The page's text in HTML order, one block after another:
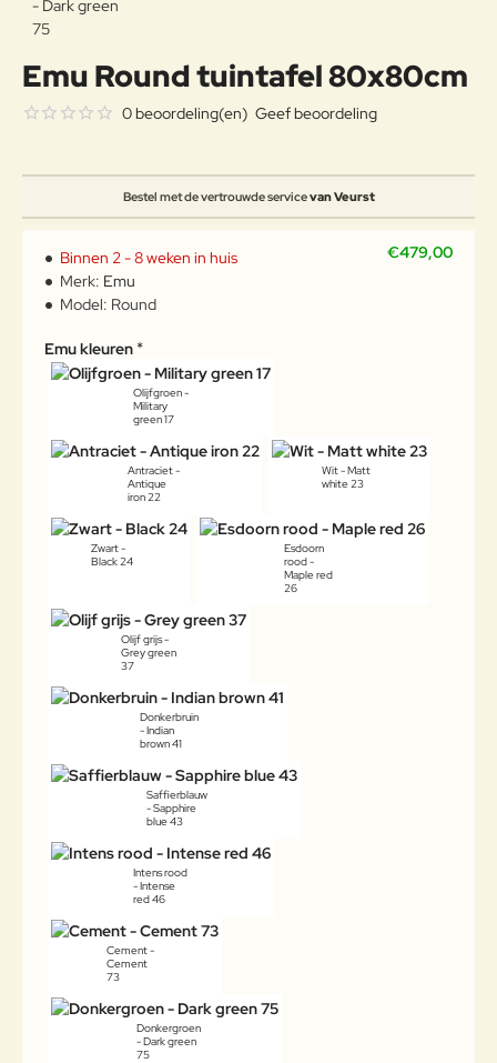
Emu Round tuintafel 80x80cm
Bestel met de vertrouwde servicevan Veurst
0 beoordeling(en) Geef beoordeling
€479,00
Binnen 2 - 8 weken in huis
Merk: Emu
Model: Round
Emu kleuren
Olijfgroen -
Military
green 17
Antraciet -
Antique
iron 22
Wit - Matt
white 23
Zwart -
Black 24
Esdoorn
rood -
Maple red
26
Olijf grijs -
Grey green
37
Donkerbruin
- Indian
brown 41
Saffierblauw
- Sapphire
blue 43
Intens rood
- Intense
red 46
Cement -
Cement
73
Donkergroen
- Dark green
75